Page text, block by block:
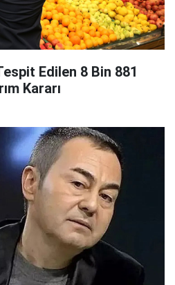
Edilen 8 Bin 881
Kararı